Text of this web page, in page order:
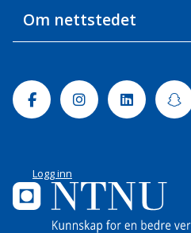
Om nettstedet
FacebookInstagramLinkedin
Logg inn